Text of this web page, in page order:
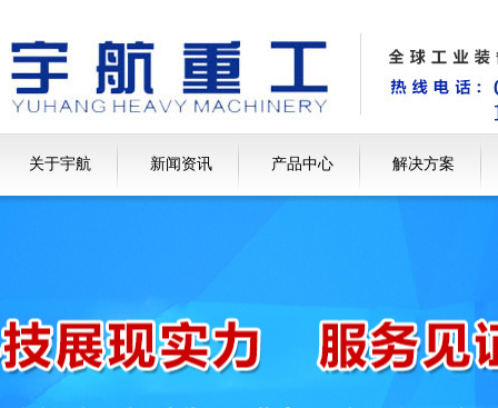
关于宇航 新闻资讯 产品中心 解决方案